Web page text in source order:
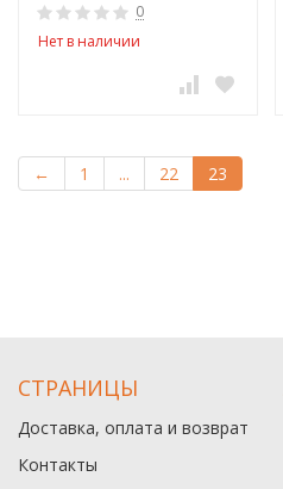
0
Нет в наличии
← 1 ... 22 23
СТРАНИЦЫ
Доставка, оплата и возврат
Контакты